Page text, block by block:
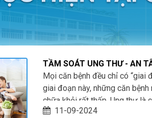
TẦM SOÁT UNG THƯ - AN
Mọi căn bệnh đều chỉ có “giai
giai đoạn này, những căn
chữa khỏi rất thấp. Ung thư là
trên toàn cầu và ngày càng có
11-09-2024